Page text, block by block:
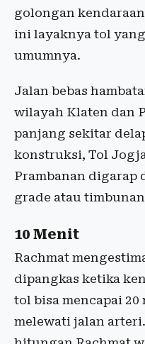
golongan
ini layaknya tol
umumnya.
Jalan bebas
wilayah Klaten dan
panjang sekitar
konstruksi, Tol
Prambanan digarap
grade atau
10 Menit
Rachmat
dipangkas ketika
tol bisa mencapai
melewati jalan